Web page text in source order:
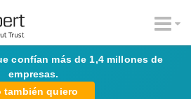
confían más de 1,4 millones de
empresas.
también quiero